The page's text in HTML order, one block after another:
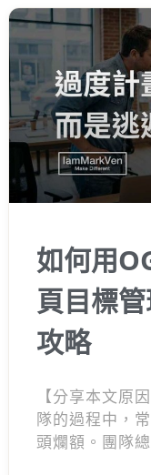
如何用
頁目標
攻略
【分享本文原
隊的過程中，
頭爛額。團隊